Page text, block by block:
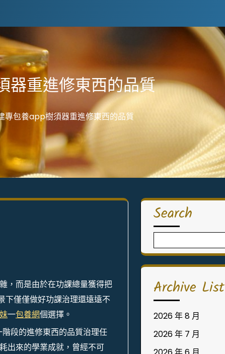
器重進修東西的品質
專包養app樹須器重進修東西的品質
，而是由於在功課總量獲得把
下僅僅做好功課治理還遠遠不
一包養網個選擇。
段的進修東西的品質治理任
出來的學業成就，曾經不可
Search
for:
Archive List
2026 年 8 月
2026 年 7 月